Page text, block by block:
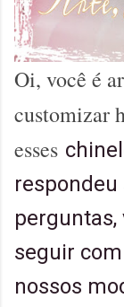
Oi, você é
customizar
esses
perguntas,
seguir
nossos